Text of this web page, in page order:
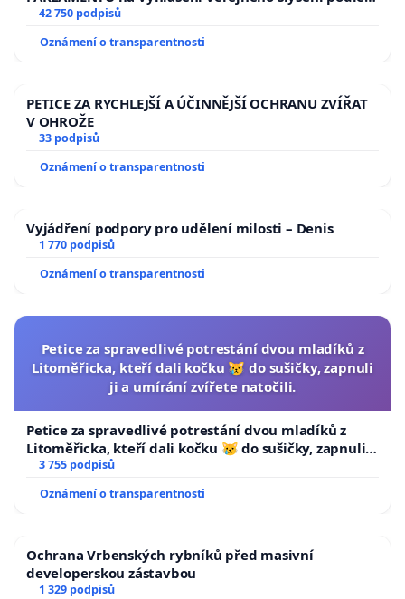
144 jednacího řádu Senátu k návrhu na přijetí
usnesení k podání ústavní žaloby na prezidenta
republiky
42 750 podpisů
Oznámení o transparentnosti
PETICE ZA RYCHLEJŠÍ A ÚČINNĚJŠÍ OCHRANU ZVÍŘAT
V OHROŽE
33 podpisů
Oznámení o transparentnosti
Vyjádření podpory pro udělení milosti – Denis
1 770 podpisů
Oznámení o transparentnosti
Petice za spravedlivé potrestání dvou mladíků z
Litoměřicka, kteří dali kočku 😿 do sušičky, zapnuli
ji a umírání zvířete natočili.
Petice za spravedlivé potrestání dvou mladíků z
Litoměřicka, kteří dali kočku 😿 do sušičky, zapnuli ji
a umírání zvířete natočili.
3 755 podpisů
Oznámení o transparentnosti
Ochrana Vrbenských rybníků před masivní
developerskou zástavbou
1 329 podpisů